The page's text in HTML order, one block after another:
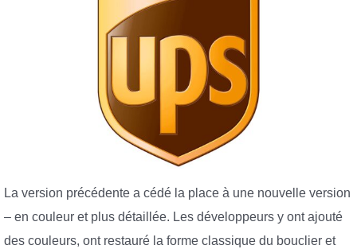
La version précédente a cédé la place à une nouvelle version
– en couleur et plus détaillée. Les développeurs y ont ajouté
des couleurs, ont restauré la forme classique du bouclier et